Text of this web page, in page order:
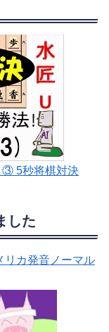
③ 5秒将棋対決
した
リカ発音ノーマル